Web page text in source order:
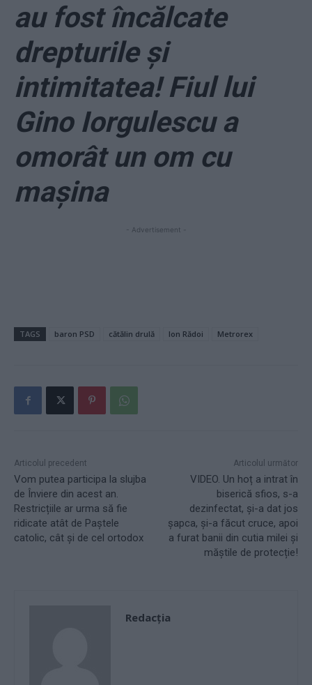
au fost încălcate
drepturile și
intimitatea! Fiul lui
Gino Iorgulescu a
omorât un om cu
mașina
- Advertisement -
TAGS baron PSD cătălin drulă Ion Rădoi Metrorex
Articolul precedent
Vom putea participa la slujba
de Înviere din acest an.
Restricțiile ar urma să fie
ridicate atât de Paștele
catolic, cât și de cel ortodox
Articolul următor
VIDEO. Un hoț a intrat în
biserică sfios, s-a
dezinfectat, și-a dat jos
șapca, și-a făcut cruce, apoi
a furat banii din cutia milei și
măștile de protecție!
Redacţia